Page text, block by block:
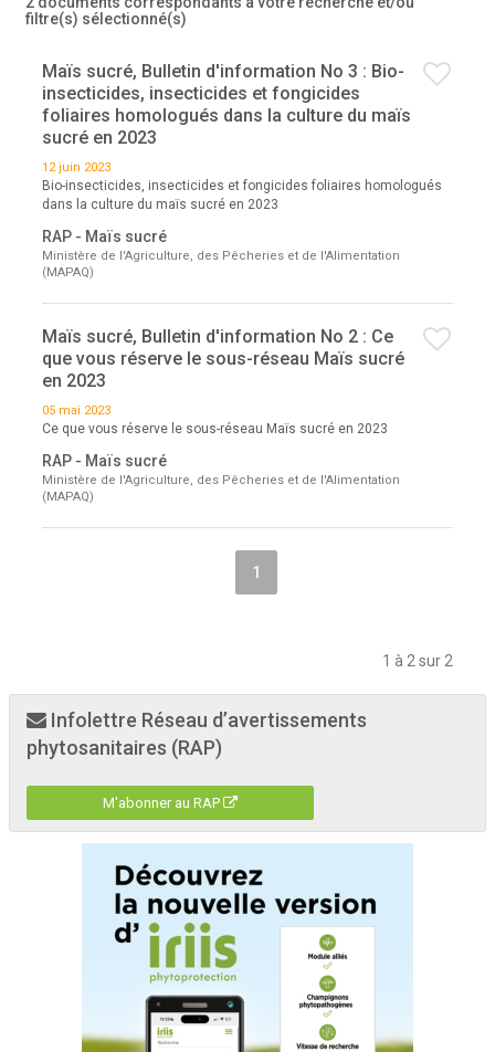
filtre(s) sélectionné(s)
Maïs sucré, Bulletin d'information No 3 : Bio-
insecticides, insecticides et fongicides
foliaires homologués dans la culture du maïs
sucré en 2023
12 juin 2023
Bio-insecticides, insecticides et fongicides foliaires homologués
dans la culture du maïs sucré en 2023
RAP - Maïs sucré
Ministère de l'Agriculture, des Pêcheries et de l'Alimentation
(MAPAQ)
Maïs sucré, Bulletin d'information No 2 : Ce
que vous réserve le sous-réseau Maïs sucré
en 2023
05 mai 2023
Ce que vous réserve le sous-réseau Maïs sucré en 2023
RAP - Maïs sucré
Ministère de l'Agriculture, des Pêcheries et de l'Alimentation
(MAPAQ)
1
1 à 2 sur 2
Infolettre Réseau d’avertissements
phytosanitaires (RAP)
M'abonner au RAP